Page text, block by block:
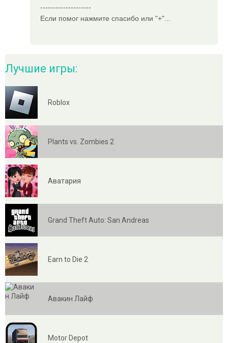
--------------------
Если помог нажмите спасибо или "+"...
Лучшие игры:
Roblox
Plants vs. Zombies 2
Аватария
Grand Theft Auto: San Andreas
Earn to Die 2
Авакин Лайф
Motor Depot